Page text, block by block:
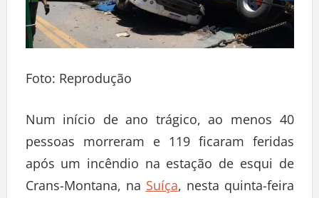
Foto: Reprodução
Num início de ano trágico, ao menos 40
pessoas morreram e 119 ficaram feridas
após um incêndio na estação de esqui de
Crans-Montana, naSuíça, nesta quinta-feira